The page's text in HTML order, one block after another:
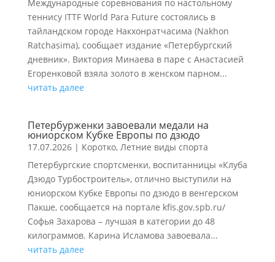
Международные соревнования по настольному
теннису ITTF World Para Future состоялись в
тайландском городе Накхонратчасима (Nakhon
Ratchasima), сообщает издание «Петербургский
дневник». Виктория Минаева в паре с Анастасией
Егоренковой взяла золото в женском парном...
читать далее
Петербурженки завоевали медали на
юниорском Кубке Европы по дзюдо
17.07.2026| Коротко, Летние виды спорта
Петербургские спортсменки, воспитанницы «Клуба
Дзюдо Турбостроитель», отлично выступили на
юниорском Кубке Европы по дзюдо в венгерском
Пакше, сообщается на портале kfis.gov.spb.ru/
Софья Захарова – лучшая в категории до 48
килограммов. Карина Исламова завоевала...
читать далее